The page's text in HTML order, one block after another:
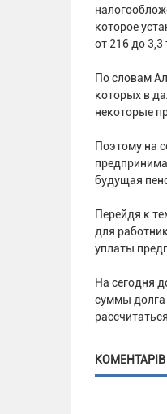
которое
от 216 до 3,3
По словам
которых в
некоторые
Поэтому на
будущая
Перейдя к
для
уплаты
На сегодня
суммы долга